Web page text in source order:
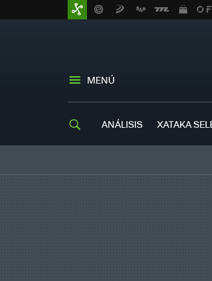
MENÚ
ANÁLISIS XATAKA